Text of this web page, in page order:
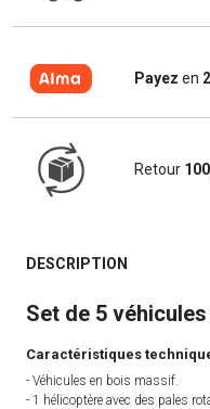
Payez en
Retour
DESCRIPTION
Set de 5
Caractéristiques
- Véhicules en bois massif.
- 1 hélicoptère avec des pales